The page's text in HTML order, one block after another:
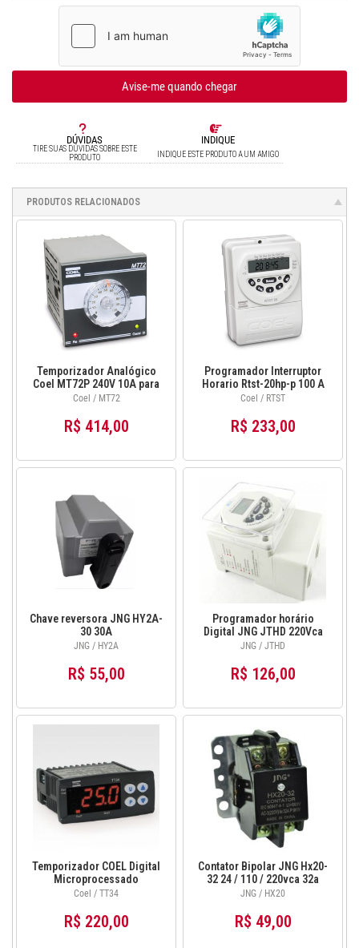
DÚVIDAS
TIRE SUAS DÚVIDAS SOBRE ESTE
PRODUTO
INDIQUE
INDIQUE ESTE PRODUTO A UM AMIGO
Avise-me quando chegar
PRODUTOS RELACIONADOS
Temporizador Analógico
Coel MT72P 240V 10A para
Automação
Coel / MT72
R$ 414,00
Programador Interruptor
Horario Rtst-20hp-p 100 A
240v Coel
Coel / RTST
R$ 233,00
Chave reversora JNG HY2A-
30 30A
JNG / HY2A
R$ 55,00
Programador horário
Digital JNG JTHD 220Vca
JNG / JTHD
R$ 126,00
Temporizador COEL Digital
Microprocessado
TT34HCRR 100~240VCA
Coel / TT34
R$ 220,00
Contator Bipolar JNG Hx20-
32 24 / 110 / 220vca 32a
JNG / HX20
R$ 49,00